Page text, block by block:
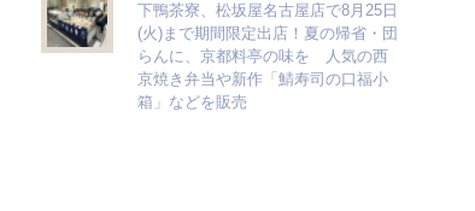
下鴨茶寮、松坂屋名古屋店で8月25日
(火)まで期間限定出店！夏の帰省・団
らんに、京都料亭の味を 人気の西
京焼き弁当や新作「鯖寿司の口福小
箱」などを販売